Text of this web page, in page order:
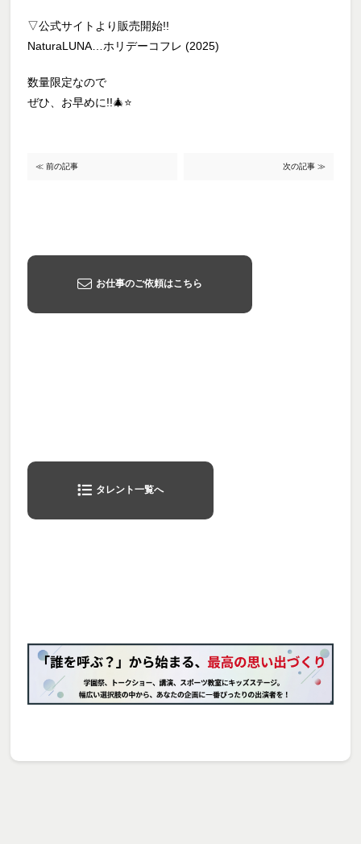
▽公式サイトより販売開始!!
NaturaLUNA…ホリデーコフレ (2025)
数量限定なので
ぜひ、お早めに!!🎄⭐️
≪ 前の記事 次の記事 ≫
お仕事のご依頼はこちら
タレント一覧へ